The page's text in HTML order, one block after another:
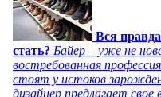
Вся
стать? Байер – уже не
востребованная
стоят у истоков
дизайнер предлагает